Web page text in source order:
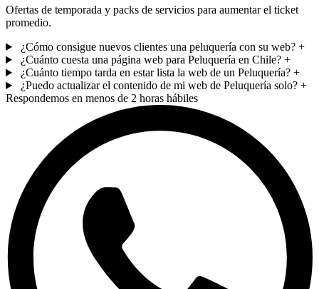
Ofertas de temporada y packs de servicios para aumentar el ticket
promedio.
¿Cómo consigue nuevos clientes una peluquería con su web? +
¿Cuánto cuesta una página web para Peluquería en Chile? +
¿Cuánto tiempo tarda en estar lista la web de un Peluquería? +
¿Puedo actualizar el contenido de mi web de Peluquería solo? +
Respondemos en menos de 2 horas hábiles